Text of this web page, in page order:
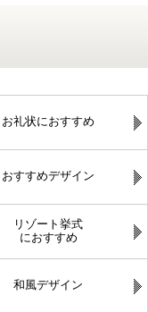
お礼状におすすめ
おすすめデザイン
リゾート挙式
におすすめ
和風デザイン